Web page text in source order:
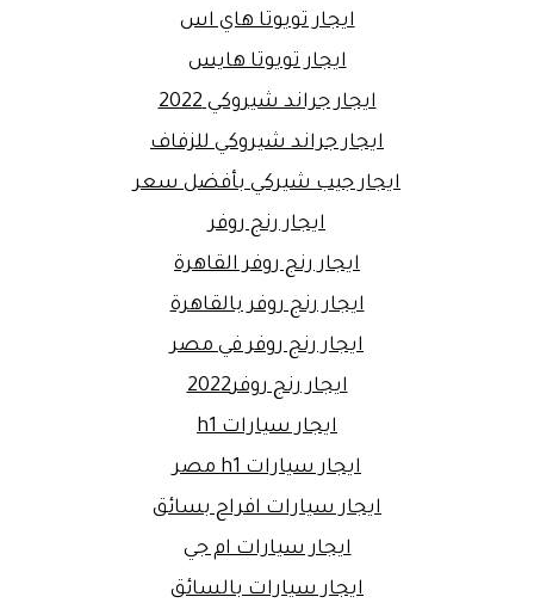
ايجار تويوتا هاي اس
ايجار تويوتا هايس
ايجار جراند شيروكي 2022
ايجار جراند شيروكي للزفاف
ايجار جيب شيركي بأفضل سعر
ايجار رنج روفر
ايجار رنج روفر القاهرة
ايجار رنج روفر بالقاهرة
ايجار رنج روفر في مصر
ايجار رنج روفر2022
ايجار سيارات h1
ايجار سيارات h1 مصر
ايجار سيارات افراح بسائق
ايجار سيارات ام جي
ايجار سيارات بالسائق